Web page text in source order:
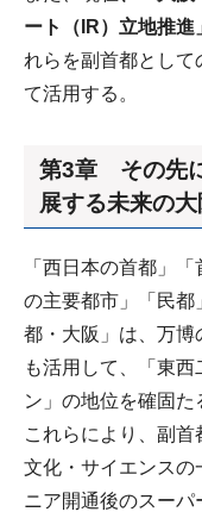
ート（IR）立地推進
れらを副首都として
て活用する。
第3章 その先
展する未来の
「西日本の首都」
の主要都市」「民
都・大阪」は、万博
も活用して、「東
ン」の地位を確固た
これらにより、副首
文化・サイエンスの
ニア開通後のスーパ